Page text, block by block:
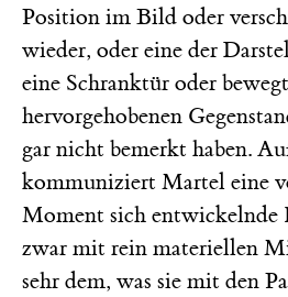
Position im Bild oder
wieder, oder eine der
eine Schranktür oder
hervorgehobenen
gar nicht bemerkt haben.
kommuniziert Martel eine
Moment sich entwickelnde
zwar mit rein materiellen
sehr dem, was sie mit den